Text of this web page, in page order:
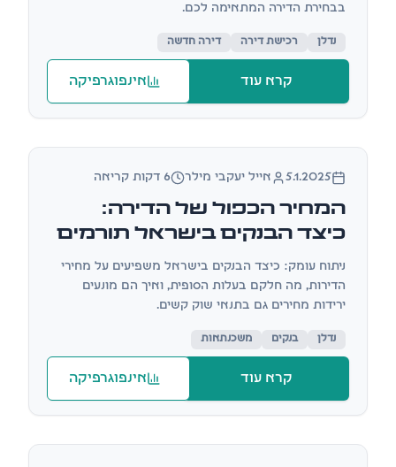
בבחירת הדירה המתאימה לכם.
נדלן רכישת דירה דירה חדשה
קרא עוד אינפוגרפיקה
5.1.2025 אייל יעקבי מילר 6 דקות קריאה
המחיר הכפול של הדירה:
כיצד הבנקים בישראל תורמים
לעלויות ומונעים ירידות מחירים
ניתוח עומק: כיצד הבנקים בישראל משפיעים על מחירי
הדירות, מה חלקם בעלות הסופית, ואיך הם מונעים
ירידות מחירים גם בתנאי שוק קשים.
נדלן בנקים משכנתאות
קרא עוד אינפוגרפיקה